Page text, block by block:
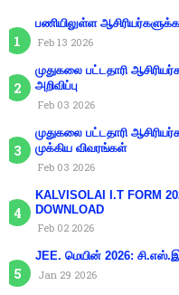
பணியிலுள்ள
Feb 13 2026
முதுகலை பட்டதாரி
அறிவிப்பு
Feb 03 2026
முதுகலை பட்டதாரி
முக்கிய விவரங்கள்
Feb 03 2026
KALVISOLAI I.T FORM
DOWNLOAD
Feb 02 2026
JEE. மெயின் 2026:
Jan 29 2026